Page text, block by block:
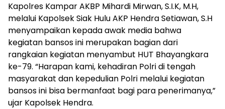
Kapolres Kampar AKBP Mihardi Mirwan, S.I.K, M.H,
melalui Kapolsek Siak Hulu AKP Hendra Setiawan, S.H
menyampaikan kepada awak media bahwa
kegiatan bansos ini merupakan bagian dari
rangkaian kegiatan menyambut HUT Bhayangkara
ke-79. “Harapan kami, kehadiran Polri di tengah
masyarakat dan kepedulian Polri melalui kegiatan
bansos ini bisa bermanfaat bagi para penerimanya,”
ujar Kapolsek Hendra.